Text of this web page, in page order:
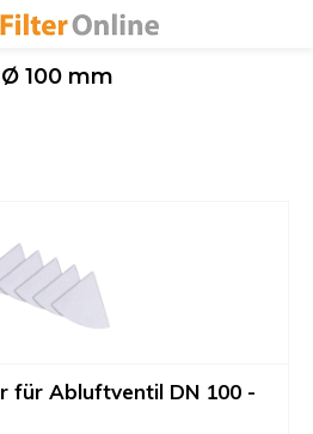
100 mm
für Abluftventil DN 100 -